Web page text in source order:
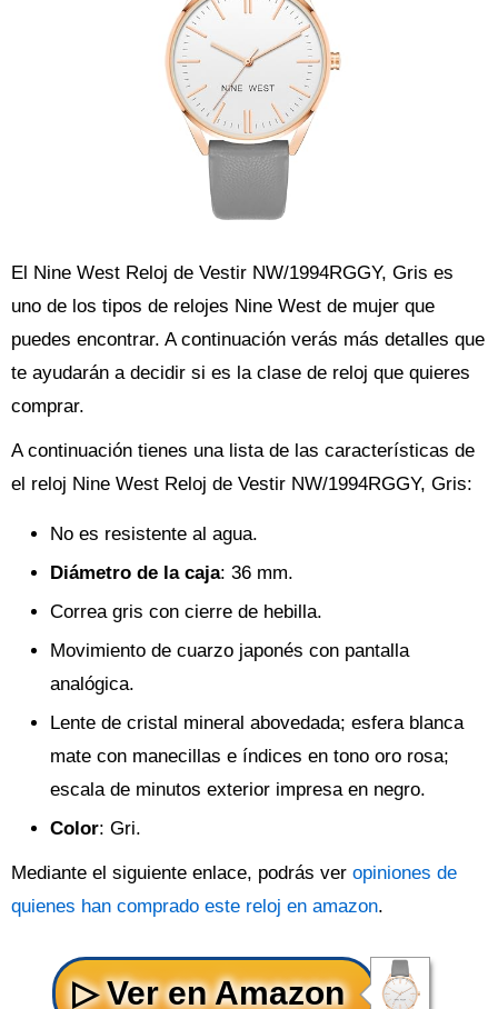
El Nine West Reloj de Vestir NW/1994RGGY, Gris es
uno de los tipos de relojes Nine West de mujer que
puedes encontrar. A continuación verás más detalles que
te ayudarán a decidir si es la clase de reloj que quieres
comprar.
A continuación tienes una lista de las características de
el reloj Nine West Reloj de Vestir NW/1994RGGY, Gris:
No es resistente al agua.
Diámetro de la caja: 36 mm.
Correa gris con cierre de hebilla.
Movimiento de cuarzo japonés con pantalla
analógica.
Lente de cristal mineral abovedada; esfera blanca
mate con manecillas e índices en tono oro rosa;
escala de minutos exterior impresa en negro.
Color: Gri.
Mediante el siguiente enlace, podrás ver opiniones de
quienes han comprado este reloj en amazon.